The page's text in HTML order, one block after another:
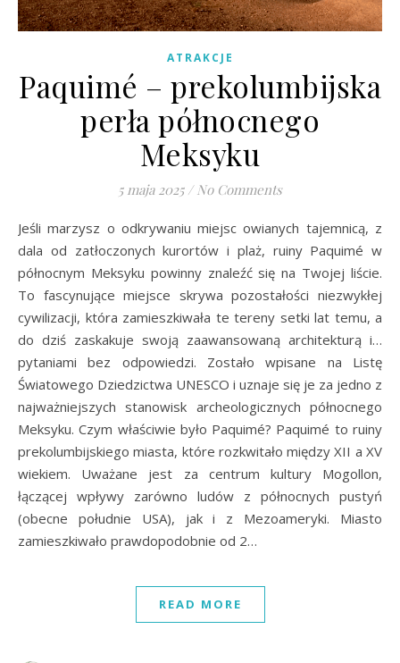
ATRAKCJE
Paquimé – prekolumbijska
perła północnego
Meksyku
5 maja 2025 / No Comments
Jeśli marzysz o odkrywaniu miejsc owianych tajemnicą, z
dala od zatłoczonych kurortów i plaż, ruiny Paquimé w
północnym Meksyku powinny znaleźć się na Twojej liście.
To fascynujące miejsce skrywa pozostałości niezwykłej
cywilizacji, która zamieszkiwała te tereny setki lat temu, a
do dziś zaskakuje swoją zaawansowaną architekturą i…
pytaniami bez odpowiedzi. Zostało wpisane na Listę
Światowego Dziedzictwa UNESCO i uznaje się je za jedno z
najważniejszych stanowisk archeologicznych północnego
Meksyku. Czym właściwie było Paquimé? Paquimé to ruiny
prekolumbijskiego miasta, które rozkwitało między XII a XV
wiekiem. Uważane jest za centrum kultury Mogollon,
łączącej wpływy zarówno ludów z północnych pustyń
(obecne południe USA), jak i z Mezoameryki. Miasto
zamieszkiwało prawdopodobnie od 2…
READ MORE